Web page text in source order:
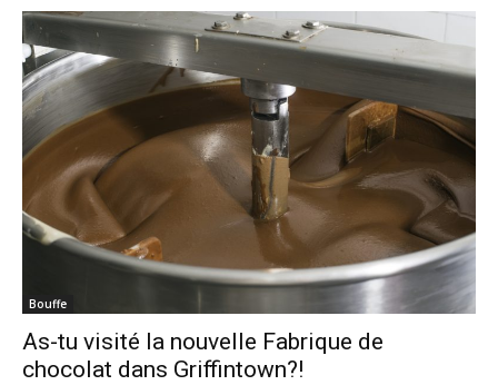
Bouffe
As-tu visité la nouvelle Fabrique de
chocolat dans Griffintown?!